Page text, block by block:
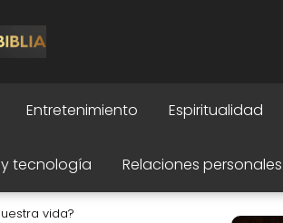
Entretenimiento Espiritualidad
y tecnología Relaciones personales
vida?